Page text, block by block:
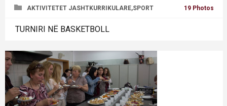
AKTIVITETET JASHTKURRIKULARE,SPORT 19 Photos
TURNIRI NË BASKETBOLL